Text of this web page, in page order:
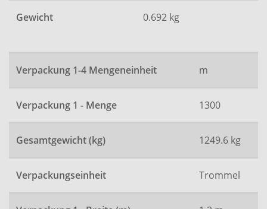
Gewicht 0.692 kg
Verpackung 1-4 Mengeneinheit m
Verpackung 1 - Menge 1300
Gesamtgewicht (kg) 1249.6 kg
Verpackungseinheit Trommel